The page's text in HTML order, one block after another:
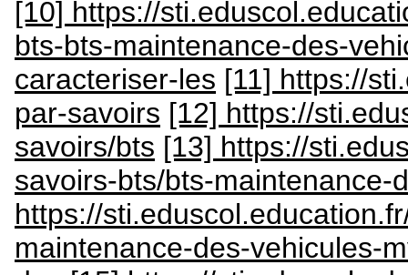
[10] https://
bts-bts-maintenance-des-
caracteriser-les [11] https://
par-savoirs [12] https://
savoirs/bts [13] https://
savoirs-bts/bts-maintenance-
https://
maintenance-des-vehicules-